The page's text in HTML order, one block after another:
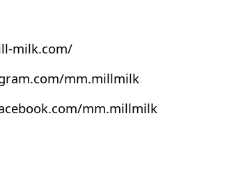
milk.com/
mm.millmilk
mm.millmilk